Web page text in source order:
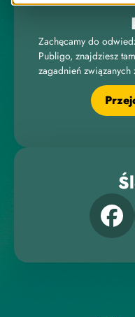
Zachęcamy do
Publigo, znajdziesz
zagadnień związanych